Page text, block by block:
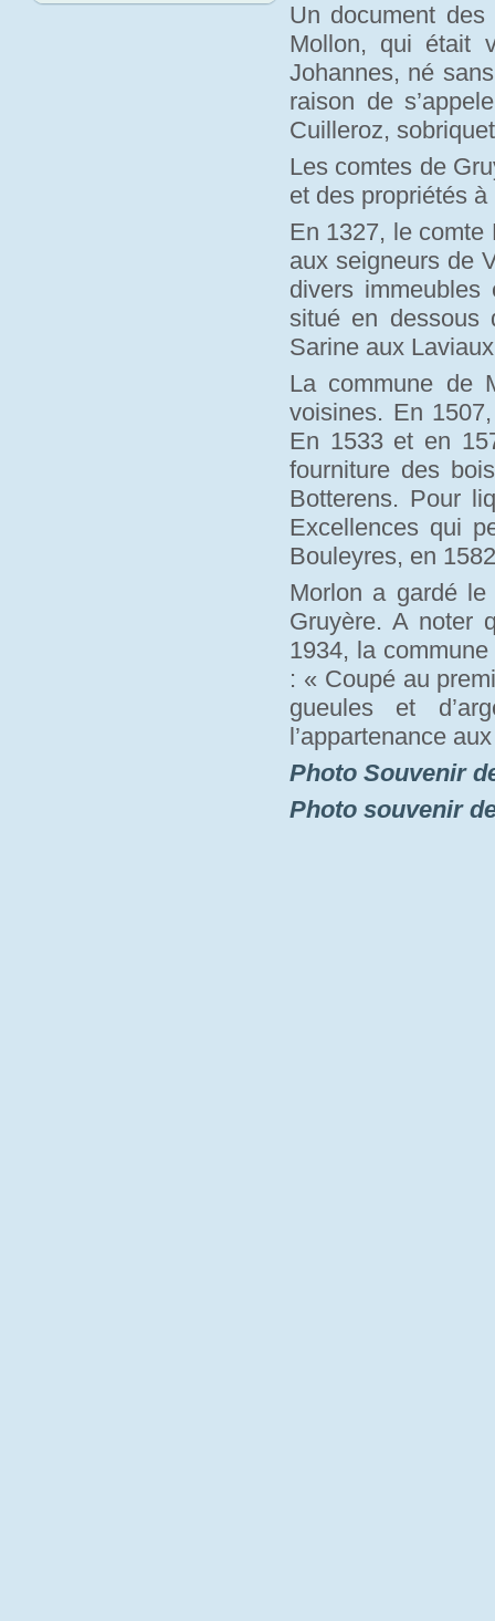
Un document des
Mollon, qui était
Johannes, né
raison de
Cuilleroz,
Les comtes de
et des propriétés à
En 1327, le comte
aux seigneurs de
divers
situé en dessous
Sarine aux
La commune de
voisines. En
En 1533 et en
fourniture des
Botterens. Pour
Excellences qui
Bouleyres, en
Morlon a gardé
Gruyère. A noter
1934, la
: « Coupé au
gueules et
l’appartenance
Photo Souvenir
Photo souvenir